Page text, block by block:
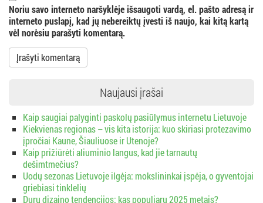
a
Noriu savo interneto naršyklėje išsaugoti vardą, el. pašto adresą ir
interneto puslapį, kad jų nebereiktų įvesti iš naujo, kai kitą kartą
vėl norėsiu parašyti komentarą.
Naujausi įrašai
Kaip saugiai palyginti paskolų pasiūlymus internetu Lietuvoje
Kiekvienas regionas – vis kita istorija: kuo skiriasi protezavimo
įpročiai Kaune, Šiauliuose ir Utenoje?
Kaip prižiūrėti aliuminio langus, kad jie tarnautų
dešimtmečius?
Uodų sezonas Lietuvoje ilgėja: mokslininkai įspėja, o gyventojai
griebiasi tinklelių
Durų dizaino tendencijos: kas populiaru 2025 metais?